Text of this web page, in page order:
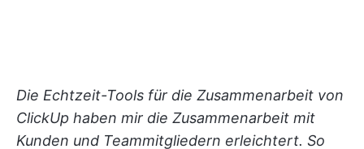
Die Echtzeit-Tools für die Zusammenarbeit von
ClickUp haben mir die Zusammenarbeit mit
Kunden und Teammitgliedern erleichtert. So